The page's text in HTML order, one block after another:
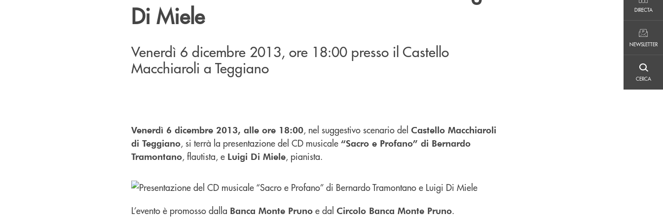
DIRECTA
NEWSLETTER
CERCA
Di Miele
Venerdì 6 dicembre 2013, ore 18:00 presso il Castello
Macchiaroli a Teggiano
Venerdì 6 dicembre 2013, alle ore 18:00, nel suggestivo scenario del Castello Macchiaroli
di Teggiano, si terrà la presentazione del CD musicale “Sacro e Profano” di Bernardo
Tramontano, flautista, e Luigi Di Miele, pianista.
L’evento è promosso dalla Banca Monte Pruno e dal Circolo Banca Monte Pruno.